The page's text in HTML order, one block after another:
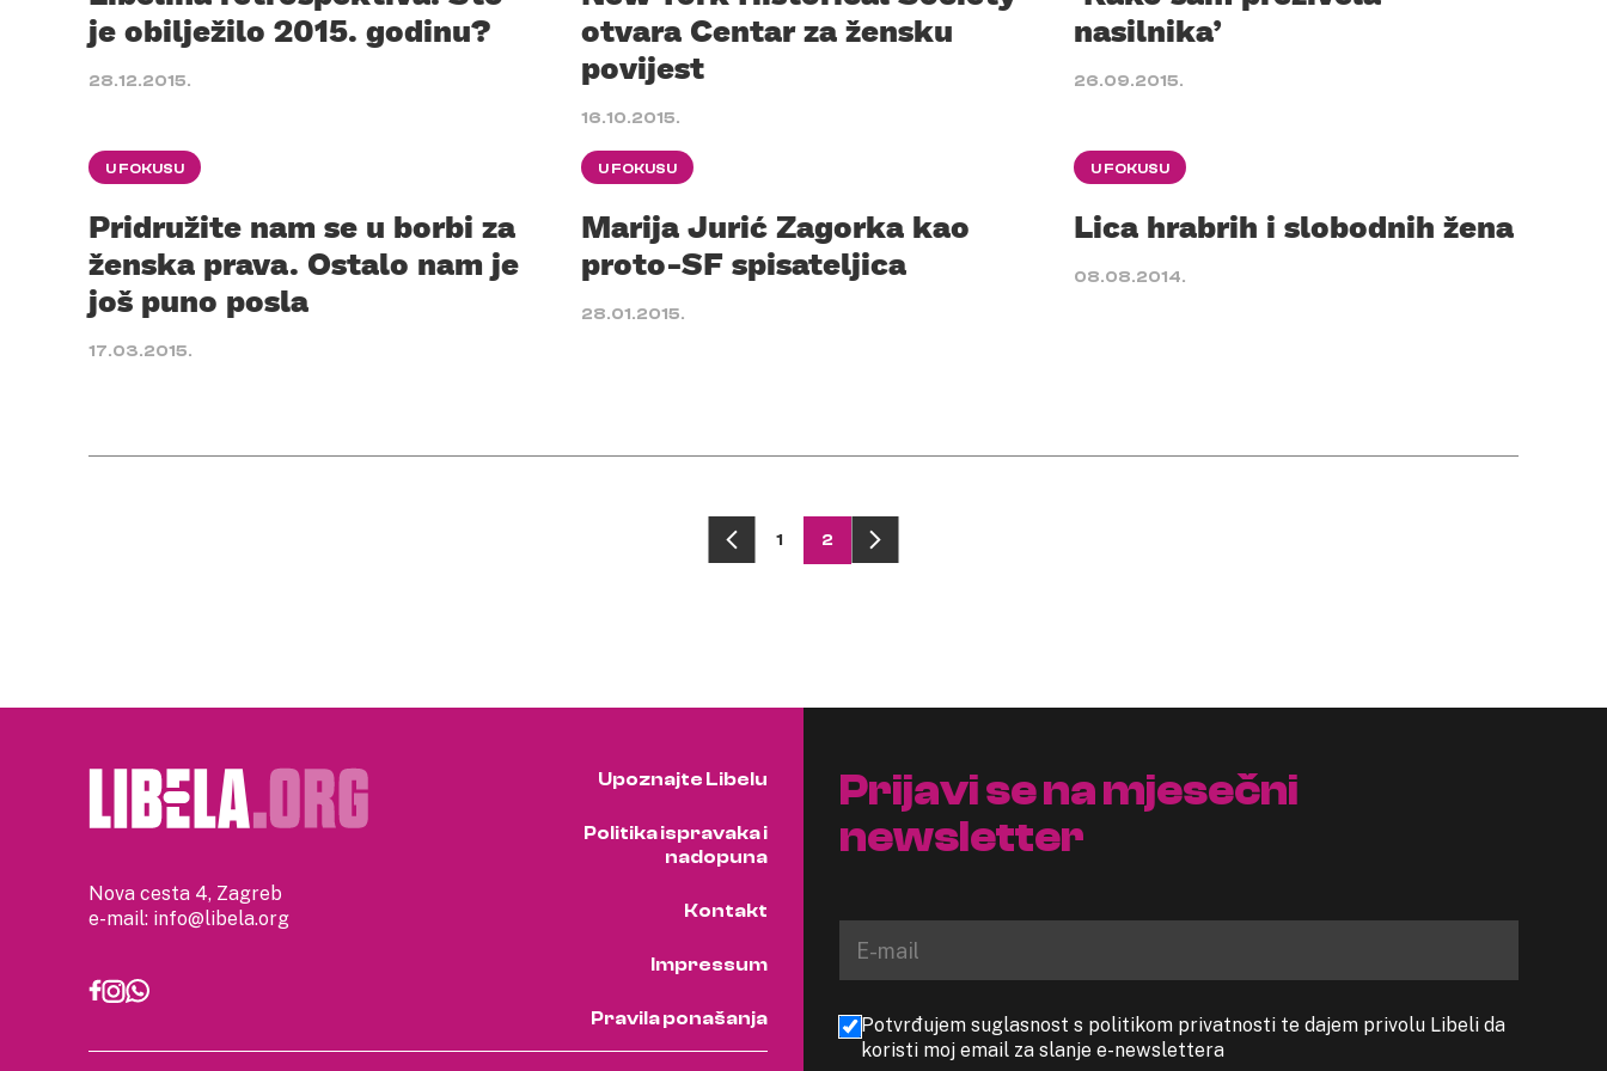
je obilježilo 2015. godinu?
28.12.2015.
otvara Centar za žensku
povijest
16.10.2015.
nasilnika’
26.09.2015.
U FOKUSU
Pridružite nam se u borbi za
ženska prava. Ostalo nam je
još puno posla
17.03.2015.
U FOKUSU
Marija Jurić Zagorka kao
proto-SF spisateljica
28.01.2015.
U FOKUSU
Lica hrabrih i slobodnih žena
08.08.2014.
1 2
Nova cesta 4, Zagreb
e-mail: info@libela.org
Upoznajte Libelu
Politika ispravaka i
nadopuna
Kontakt
Impressum
Pravila ponašanja
Prijavi se na mjesečni
newsletter
Potvrđujem suglasnost s politikom privatnosti te dajem privolu Libeli da
koristi moj email za slanje e-newslettera